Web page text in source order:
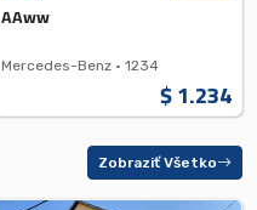
AAww
Mercedes-Benz • 1234
$ 1.234
Zobraziť Všetko